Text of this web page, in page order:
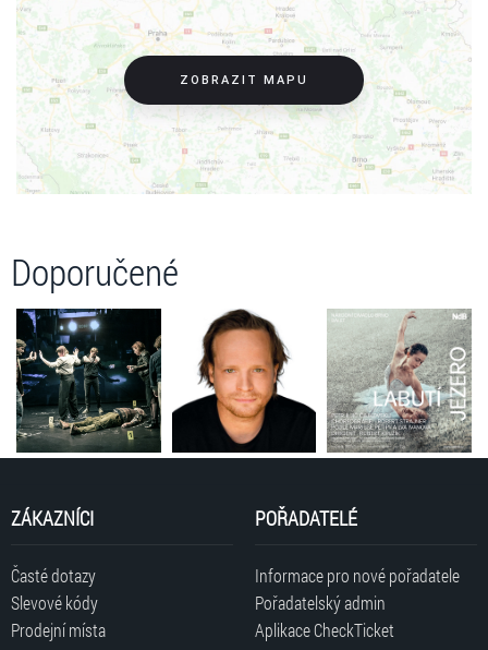
ZOBRAZIT MAPU
Doporučené
ZÁKAZNÍCI
Časté dotazy
Slevové kódy
Prodejní místa
POŘADATELÉ
Informace pro nové pořadatele
Pořadatelský admin
Aplikace CheckTicket